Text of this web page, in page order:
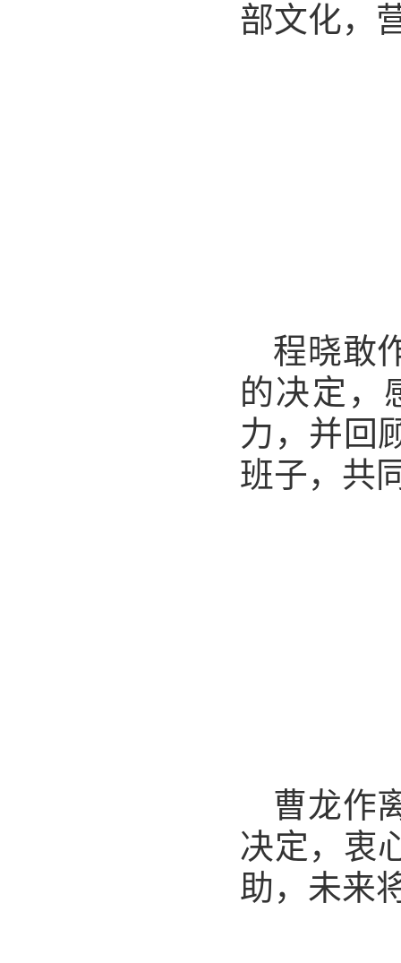
部文化，
程晓敢
的决定，
力，并回
班子，共
曹龙作
决定，衷
助，未来